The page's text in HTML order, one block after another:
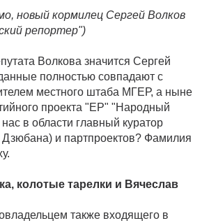
новый кормилец Сергей Волков
репортер")
Волкова значится Сергей
полностью совпадают с
местного штаба МГЕР, а ныне
проекта "ЕР" "Народный
в области главный куратор
и партпроектов? Фамилия
колотые тарелки и Вячеслав
также входящего в